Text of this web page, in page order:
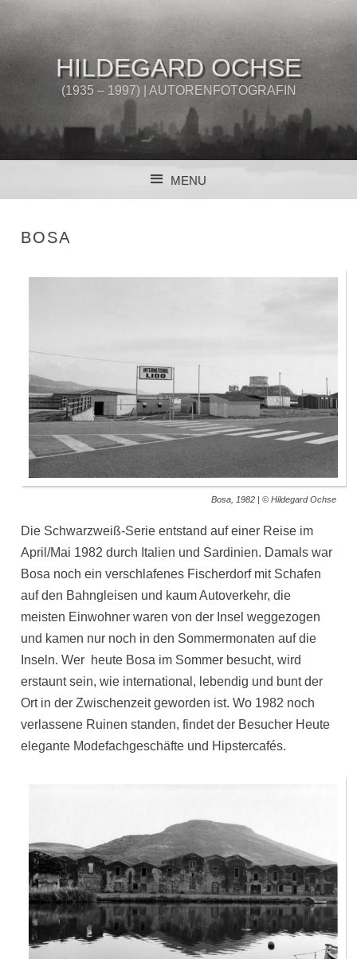
HILDEGARD OCHSE
(1935 – 1997) | AUTORENFOTOGRAFIN
MENU
BOSA
Bosa, 1982 | © Hildegard Ochse
Die Schwarzweiß-Serie entstand auf einer Reise im
April/Mai 1982 durch Italien und Sardinien. Damals war
Bosa noch ein verschlafenes Fischerdorf mit Schafen
auf den Bahngleisen und kaum Autoverkehr, die
meisten Einwohner waren von der Insel weggezogen
und kamen nur noch in den Sommermonaten auf die
Inseln. Wer heute Bosa im Sommer besucht, wird
erstaunt sein, wie international, lebendig und bunt der
Ort in der Zwischenzeit geworden ist. Wo 1982 noch
verlassene Ruinen standen, findet der Besucher Heute
elegante Modefachgeschäfte und Hipstercafés.